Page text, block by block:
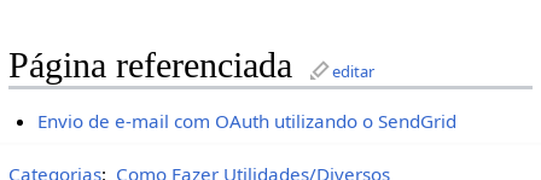
Página referenciada editar
Envio de e-mail com OAuth utilizando o SendGrid
Categorias: Como Fazer Utilidades/Diversos